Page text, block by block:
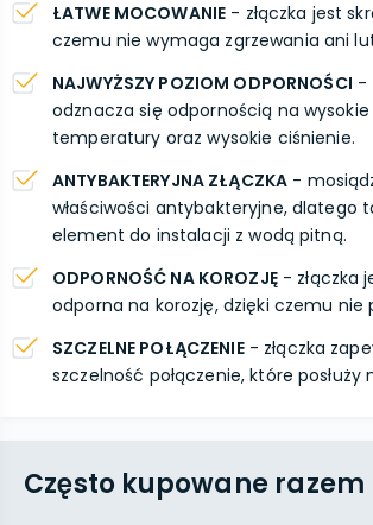
ŁATWE MOCOWANIE - złączka jest
czemu nie wymaga zgrzewania ani
NAJWYŻSZY POZIOM ODPORNOŚCI -
odznacza się odpornością na wysokie
temperatury oraz wysokie ciśnienie.
ANTYBAKTERYJNA ZŁĄCZKA -
właściwości antybakteryjne, dlatego
element do instalacji z wodą pitną.
ODPORNOŚĆ NA KOROZJĘ- złączka
odporna na korozję, dzięki czemu nie
SZCZELNE POŁĄCZENIE- złączka
szczelność połączenie, które posłuży
Często kupowane razem